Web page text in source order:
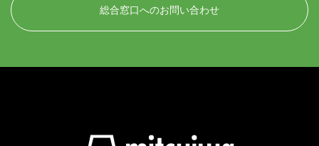
総合窓口へのお問い合わせ